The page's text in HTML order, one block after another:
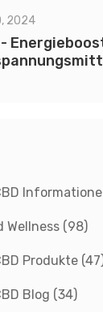
2024
-
Wellness (98)
Produkte
Blog (34)